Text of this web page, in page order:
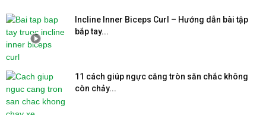
Incline Inner Biceps Curl – Hướng dẫn bài tập
bắp tay...
11 cách giúp ngực căng tròn săn chắc không
còn chảy...